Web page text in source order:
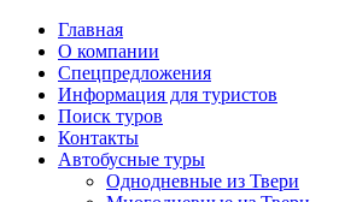
Главная
О компании
Спецпредложения
Информация для туристов
Поиск туров
Контакты
Автобусные туры
Однодневные из Твери